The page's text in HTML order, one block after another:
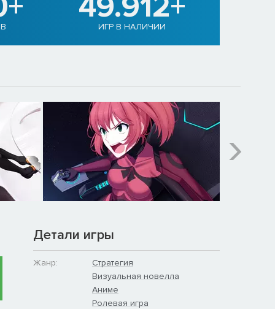
ИГР В НАЛИЧИИ
Детали игры
Жанр:
Стратегия
Визуальная новелла
Аниме
Ролевая игра